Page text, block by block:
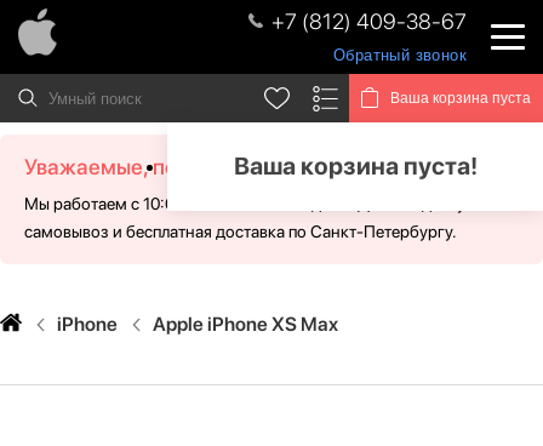
+7 (812) 409-38-67
Обратный звонок
Ваша корзина пуста
Ваша корзина пуста!
Уважаемые, посетители!
Мы работаем с 10:00 - 21:00 без выходных. Для Вас доступен
самовывоз и бесплатная доставка по Санкт-Петербургу.
iPhone Apple iPhone XS Max